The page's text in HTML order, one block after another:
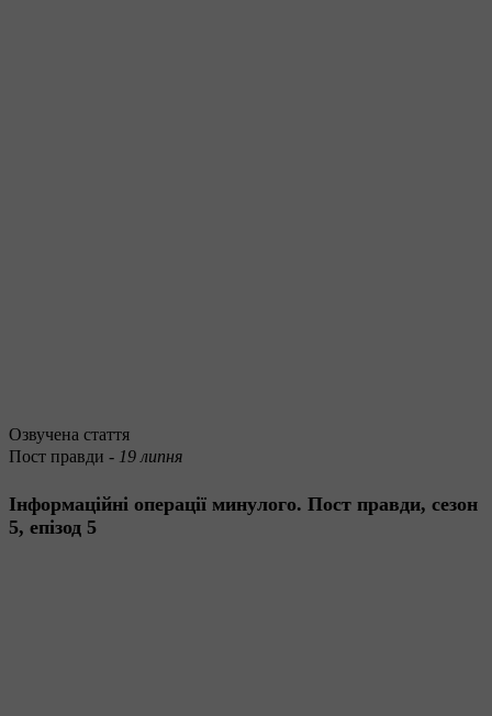
Озвучена стаття
Пост правди - 19 липня
Інформаційні операції минулого. Пост правди, сезон
5, епізод 5